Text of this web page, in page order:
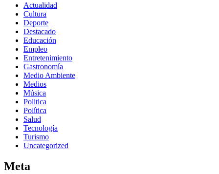
Actualidad
Cultura
Deporte
Destacado
Educación
Empleo
Entretenimiento
Gastronomía
Medio Ambiente
Medios
Música
Politica
Política
Salud
Tecnología
Turismo
Uncategorized
Meta